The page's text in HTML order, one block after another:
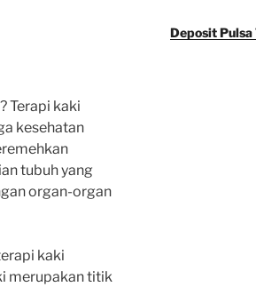
Terapi kaki
kesehatan
tubuh yang
organ-organ
kaki
merupakan titik
Deposit Pulsa